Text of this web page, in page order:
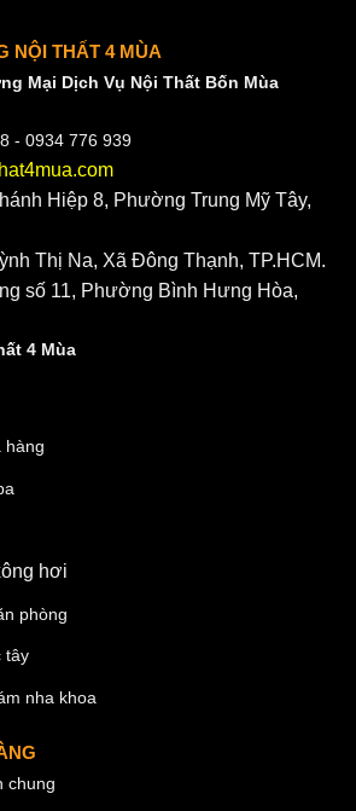
NỘI THẤT 4 MÙA
Mại Dịch Vụ Nội Thất Bốn Mùa
- 0934 776 939
Hiệp 8, Phường Trung Mỹ Tây,
Thị Na, Xã Đông Thạnh, TP.HCM.
số 11, Phường Bình Hưng Hòa,
4 Mùa
hàng
hơi
phòng
tây
nha khoa
chung